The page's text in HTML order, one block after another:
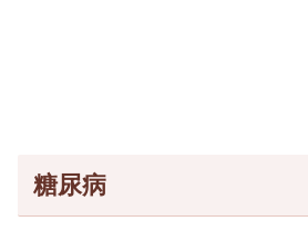
糖尿病